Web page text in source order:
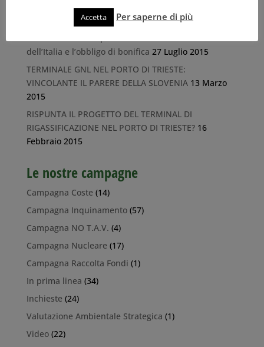
1 Ottobre 2019
Discarica Marina di Porto San Rocco (Muggia): la
dell’Italia e l’obbligo di bonifica 27 Luglio 2015
TERMINALE GNL NEL PORTO DI TRIESTE:
VINCOLANTE IL PARERE DELLA SLOVENIA 13 Marzo
2015
RISPUNTA IL PROGETTO DEL TERMINAL DI
RIGASSIFICAZIONE NEL PORTO DI TRIESTE? 16
Febbraio 2015
Le nostre campagne
Campagna Coste (14)
Campagna Inquinamento(57)
Campagna NO T.A.V. (4)
Campagna Nucleare (17)
Campagna Raccolta Fondi (1)
In prima linea (34)
Inchieste (24)
Valutazione Ambientale Strategica (1)
Video(22)
Accetta Per saperne di più